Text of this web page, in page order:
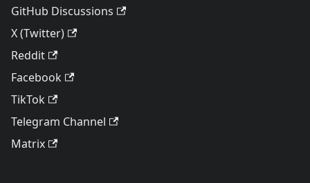
GitHub Discussions
X (Twitter)
Reddit
Facebook
TikTok
Telegram Channel
Matrix